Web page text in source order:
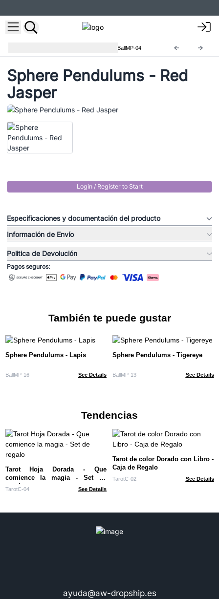
BallMP-04
Sphere Pendulums - Red
Jasper
Login / Register to Start
Especificaciones y documentación del producto
Información de Envío
Politica de Devolución
Pagos seguros:
También te puede gustar
Sphere Pendulums - Lapis
BallMP-16 See Details
Sphere Pendulums - Tigereye
BallMP-13 See Details
Tendencias
Tarot Hoja Dorada - Que
comience la magia - Set de
regalo
TarotC-04 See Details
Tarot de color Dorado con Libro -
Caja de Regalo
TarotC-02 See Details
ayuda@aw-dropship.es